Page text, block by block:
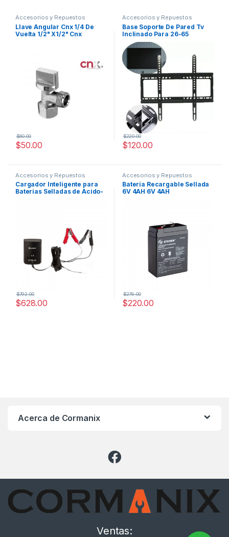
Accesorios y Repuestos
Llave Angular Cnx 1/4 De
Vuelta 1/2" X1/2" Cnx
$50.00
$60.00
Accesorios y Repuestos
Base Soporte De Pared Tv
Inclinado Para 26-65
Pulgadas 60kg
$120.00
$220.00
Accesorios y Repuestos
Cargador Inteligente para
Baterias Selladas de Acido-
$628.00
$792.00
Accesorios y Repuestos
Bateria Recargable Sellada
6V 4AH 6V 4AH
$220.00
$276.00
Acerca de Cormanix
Ventas: